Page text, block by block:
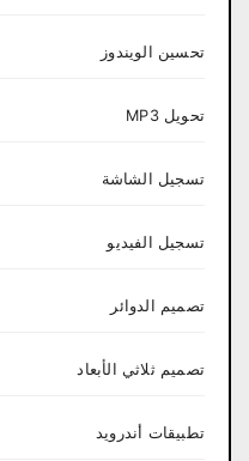
تحسين الويندوز
تحويل MP3
تسجيل الشاشة
تسجيل الفيديو
تصميم الدوائر
تصميم ثلاثي الأبعاد
تطبيقات أندرويد